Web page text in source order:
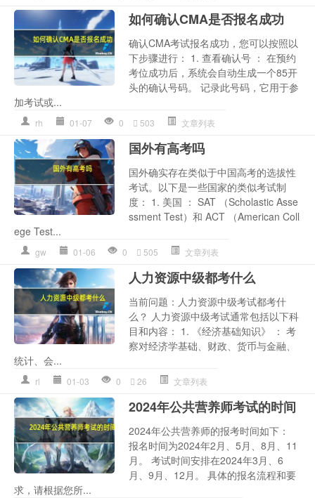
如何确认CMA是否报名成功
确认CMA考试报名成功，您可以按照以
下步骤进行： 1. 查看确认号 ： 在预约
考位成功后，系统会自动生成一个85开
头的确认号码。 记录此号码，它用于参
加考试或...
rh 01-07 0 503 文章列表
国外有高考吗
国外确实存在类似于中国高考的选拔性
考试。以下是一些国家的类似考试制
度： 1. 美国 ： SAT （Scholastic Asse
ssment Test）和 ACT （American Coll
ege Test...
gw 01-06 0 505 文章列表
人力资源中级都考什么
当前问题：人力资源中级考试都考什
么？ 人力资源中级考试通常包括以下科
目和内容： 1. 《经济基础知识》 ： 考
察对经济学基础、财政、货币与金融、
统计、会...
rl 01-03 0 26 文章列表
2024年公共营养师考试的时间
2024年公共营养师的报考时间如下：
报名时间为2024年2月、5月、8月、11
月。 考试时间安排在2024年3月、6
月、9月、12月。 具体的报名流程和要
求，请根据您所...